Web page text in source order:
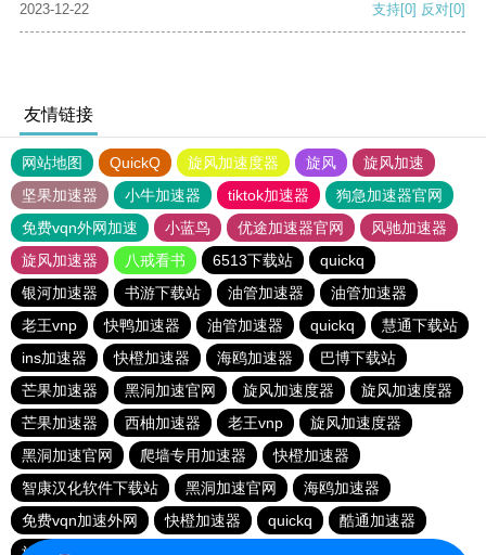
2023-12-22 支持[0] 反对[0]
友情链接
网站地图 QuickQ 旋风加速度器 旋风
旋风加速
坚果加速器
小牛加速器 tiktok加速器
狗急加速器官网
免费vqn外网加速
小蓝鸟 优途加速器官网
风驰加速器
旋风加速器
八戒看书 6513下载站
quickq
银河加速器
书游下载站 油管加速器
油管加速器
老王vnp
快鸭加速器 油管加速器 quickq
慧通下载站
ins加速器
快橙加速器 海鸥加速器
巴博下载站
芒果加速器
黑洞加速官网 旋风加速度器
旋风加速度器
芒果加速器
西柚加速器 老王vnp
旋风加速度器
黑洞加速官网
爬墙专用加速器
快橙加速器
智康汉化软件下载站
黑洞加速官网
海鸥加速器
免费vqn加速外网
快橙加速器 quickq
酷通加速器